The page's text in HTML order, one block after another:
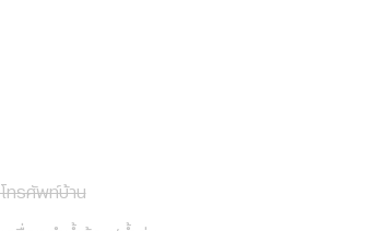
โทรศัพท์บ้าน